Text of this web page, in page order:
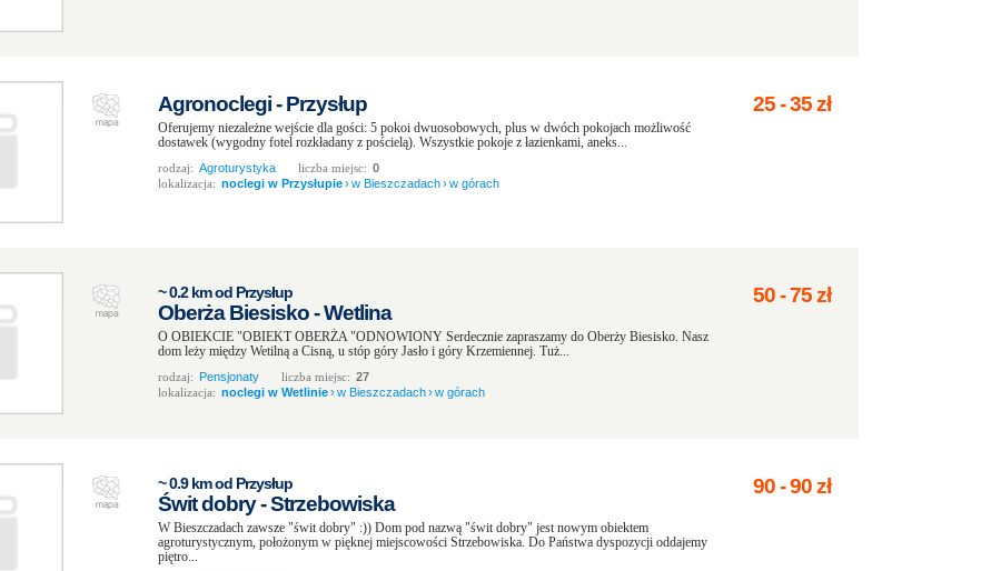
Agronoclegi - Przysłup
Oferujemy niezależne wejście dla gości: 5 pokoi dwuosobowych, plus w dwóch pokojach możliwość
dostawek (wygodny fotel rozkładany z pościelą). Wszystkie pokoje z łazienkami, aneks...
rodzaj: Agroturystyka liczba miejsc: 0
lokalizacja: noclegi w Przysłupie›w Bieszczadach›w górach
25-35zł
~ 0.2 km od Przysłup
Oberża Biesisko - Wetlina
O OBIEKCIE "OBIEKT OBERŻA "ODNOWIONY Serdecznie zapraszamy do Oberży Biesisko. Nasz
dom leży między Wetilną a Cisną, u stóp góry Jasło i góry Krzemiennej. Tuż...
rodzaj: Pensjonaty liczba miejsc: 27
lokalizacja: noclegi w Wetlinie›w Bieszczadach›w górach
50-75zł
~ 0.9 km od Przysłup
Świt dobry - Strzebowiska
W Bieszczadach zawsze "świt dobry" :)) Dom pod nazwą "świt dobry" jest nowym obiektem
agroturystycznym, położonym w pięknej miejscowości Strzebowiska. Do Państwa dyspozycji oddajemy
piętro...
90-90zł